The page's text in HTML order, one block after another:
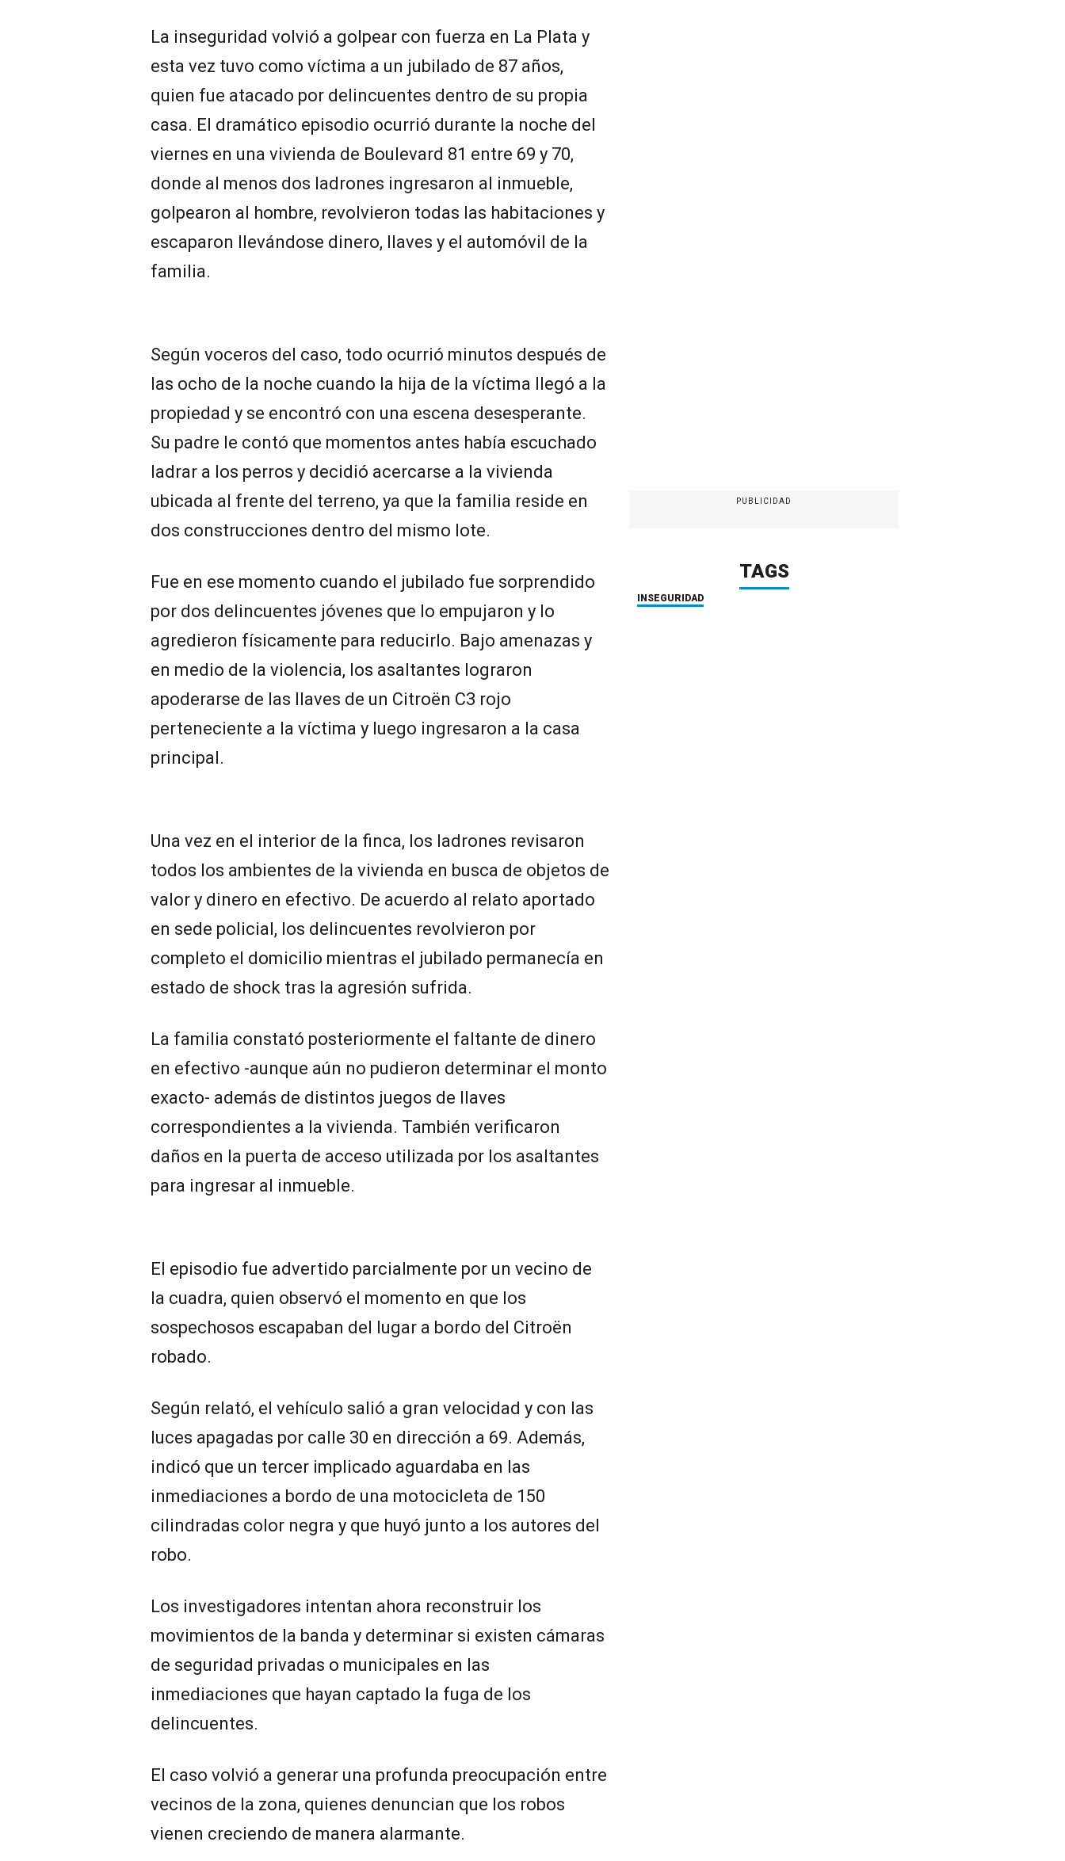
La inseguridad volvió a golpear con fuerza en La Plata y
esta vez tuvo como víctima a un jubilado de 87 años,
quien fue atacado por delincuentes dentro de su propia
casa. El dramático episodio ocurrió durante la noche del
viernes en una vivienda de Boulevard 81 entre 69 y 70,
donde al menos dos ladrones ingresaron al inmueble,
golpearon al hombre, revolvieron todas las habitaciones y
escaparon llevándose dinero, llaves y el automóvil de la
familia.
Según voceros del caso, todo ocurrió minutos después de
las ocho de la noche cuando la hija de la víctima llegó a la
propiedad y se encontró con una escena desesperante.
Su padre le contó que momentos antes había escuchado
ladrar a los perros y decidió acercarse a la vivienda
ubicada al frente del terreno, ya que la familia reside en
dos construcciones dentro del mismo lote.
Fue en ese momento cuando el jubilado fue sorprendido
por dos delincuentes jóvenes que lo empujaron y lo
agredieron físicamente para reducirlo. Bajo amenazas y
en medio de la violencia, los asaltantes lograron
apoderarse de las llaves de un Citroën C3 rojo
perteneciente a la víctima y luego ingresaron a la casa
principal.
Una vez en el interior de la finca, los ladrones revisaron
todos los ambientes de la vivienda en busca de objetos de
valor y dinero en efectivo. De acuerdo al relato aportado
en sede policial, los delincuentes revolvieron por
completo el domicilio mientras el jubilado permanecía en
estado de shock tras la agresión sufrida.
La familia constató posteriormente el faltante de dinero
en efectivo -aunque aún no pudieron determinar el monto
exacto- además de distintos juegos de llaves
correspondientes a la vivienda. También verificaron
daños en la puerta de acceso utilizada por los asaltantes
para ingresar al inmueble.
El episodio fue advertido parcialmente por un vecino de
la cuadra, quien observó el momento en que los
sospechosos escapaban del lugar a bordo del Citroën
robado.
Según relató, el vehículo salió a gran velocidad y con las
luces apagadas por calle 30 en dirección a 69. Además,
indicó que un tercer implicado aguardaba en las
inmediaciones a bordo de una motocicleta de 150
cilindradas color negra y que huyó junto a los autores del
robo.
Los investigadores intentan ahora reconstruir los
movimientos de la banda y determinar si existen cámaras
de seguridad privadas o municipales en las
inmediaciones que hayan captado la fuga de los
delincuentes.
El caso volvió a generar una profunda preocupación entre
vecinos de la zona, quienes denuncian que los robos
vienen creciendo de manera alarmante.
PUBLICIDAD
TAGS
INSEGURIDAD